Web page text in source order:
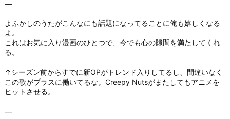
—
よふかしのうたがこんなにも話題になってることに俺も嬉しくなる
よ。
これはお気に入り漫画のひとつで、今でも心の隙間を満たしてくれ
る。
↑シーズン前からすでに新OPがトレンド入りしてるし、間違いなく
この歌がプラスに働いてるな。Creepy Nutsがまたしてもアニメを
ヒットさせる。
—